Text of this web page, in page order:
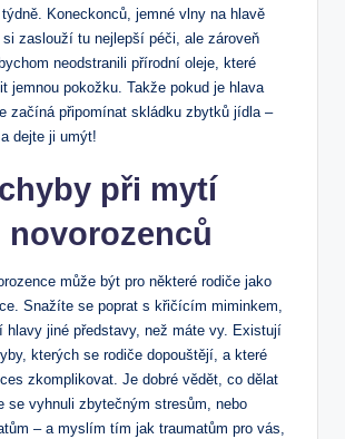
Koneckonců, jemné vlny na hlavě
si zaslouží tu nejlepší péči, ale zároveň
neodstranili přírodní oleje, které
jemnou pokožku. Takže pokud je hlava
začíná připomínat skládku zbytků jídla –
dejte ji umýt!
při mytí
novorozenců
může být pro některé rodiče jako
Snažíte se poprat s křičícím miminkem,
hlavy jiné představy, než máte vy. Existují
kterých se rodiče dopouštějí, a které
zkomplikovat. Je dobré vědět, co dělat
se vyhnuli zbytečným stresům, nebo
– a myslím tím jak traumatům pro vás,